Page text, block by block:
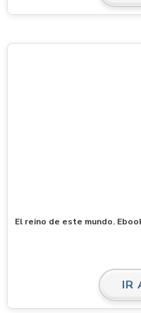
El reino de este mundo.
IR